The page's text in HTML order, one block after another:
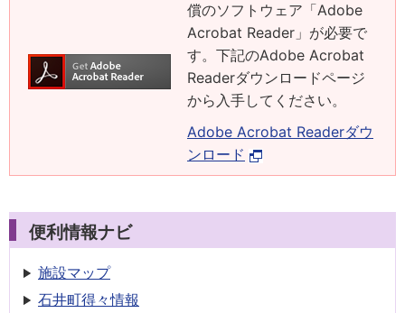
償のソフトウェア「Adobe
Acrobat Reader」が必要で
す。下記のAdobe Acrobat
Readerダウンロードページ
から入手してください。
Adobe Acrobat Readerダウ
ンロード
便利情報ナビ
施設マップ
石井町得々情報